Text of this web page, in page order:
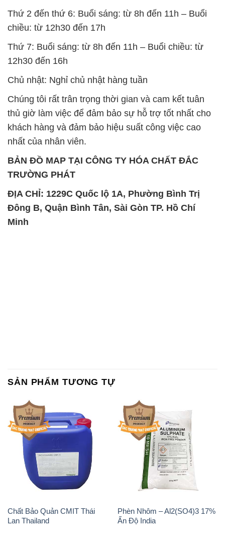
Thứ 2 đến thứ 6: Buổi sáng: từ 8h đến 11h – Buổi
chiều: từ 12h30 đến 17h
Thứ 7: Buổi sáng: từ 8h đến 11h – Buổi chiều: từ
12h30 đến 16h
Chủ nhật: Nghỉ chủ nhật hàng tuần
Chúng tôi rất trân trọng thời gian và cam kết tuân
thủ giờ làm việc để đảm bảo sự hỗ trợ tốt nhất cho
khách hàng và đảm bảo hiệu suất công việc cao
nhất của nhân viên.
BẢN ĐỒ MAP TẠI CÔNG TY HÓA CHẤT ĐẮC
TRƯỜNG PHÁT
ĐỊA CHỈ: 1229C Quốc lộ 1A, Phường Bình Trị
Đông B, Quận Bình Tân, Sài Gòn TP. Hồ Chí
Minh
SẢN PHẨM TƯƠNG TỰ
Chất Bảo Quản CMIT Thái
Lan Thailand
Phèn Nhôm – Al2(SO4)3 17%
Ấn Độ India